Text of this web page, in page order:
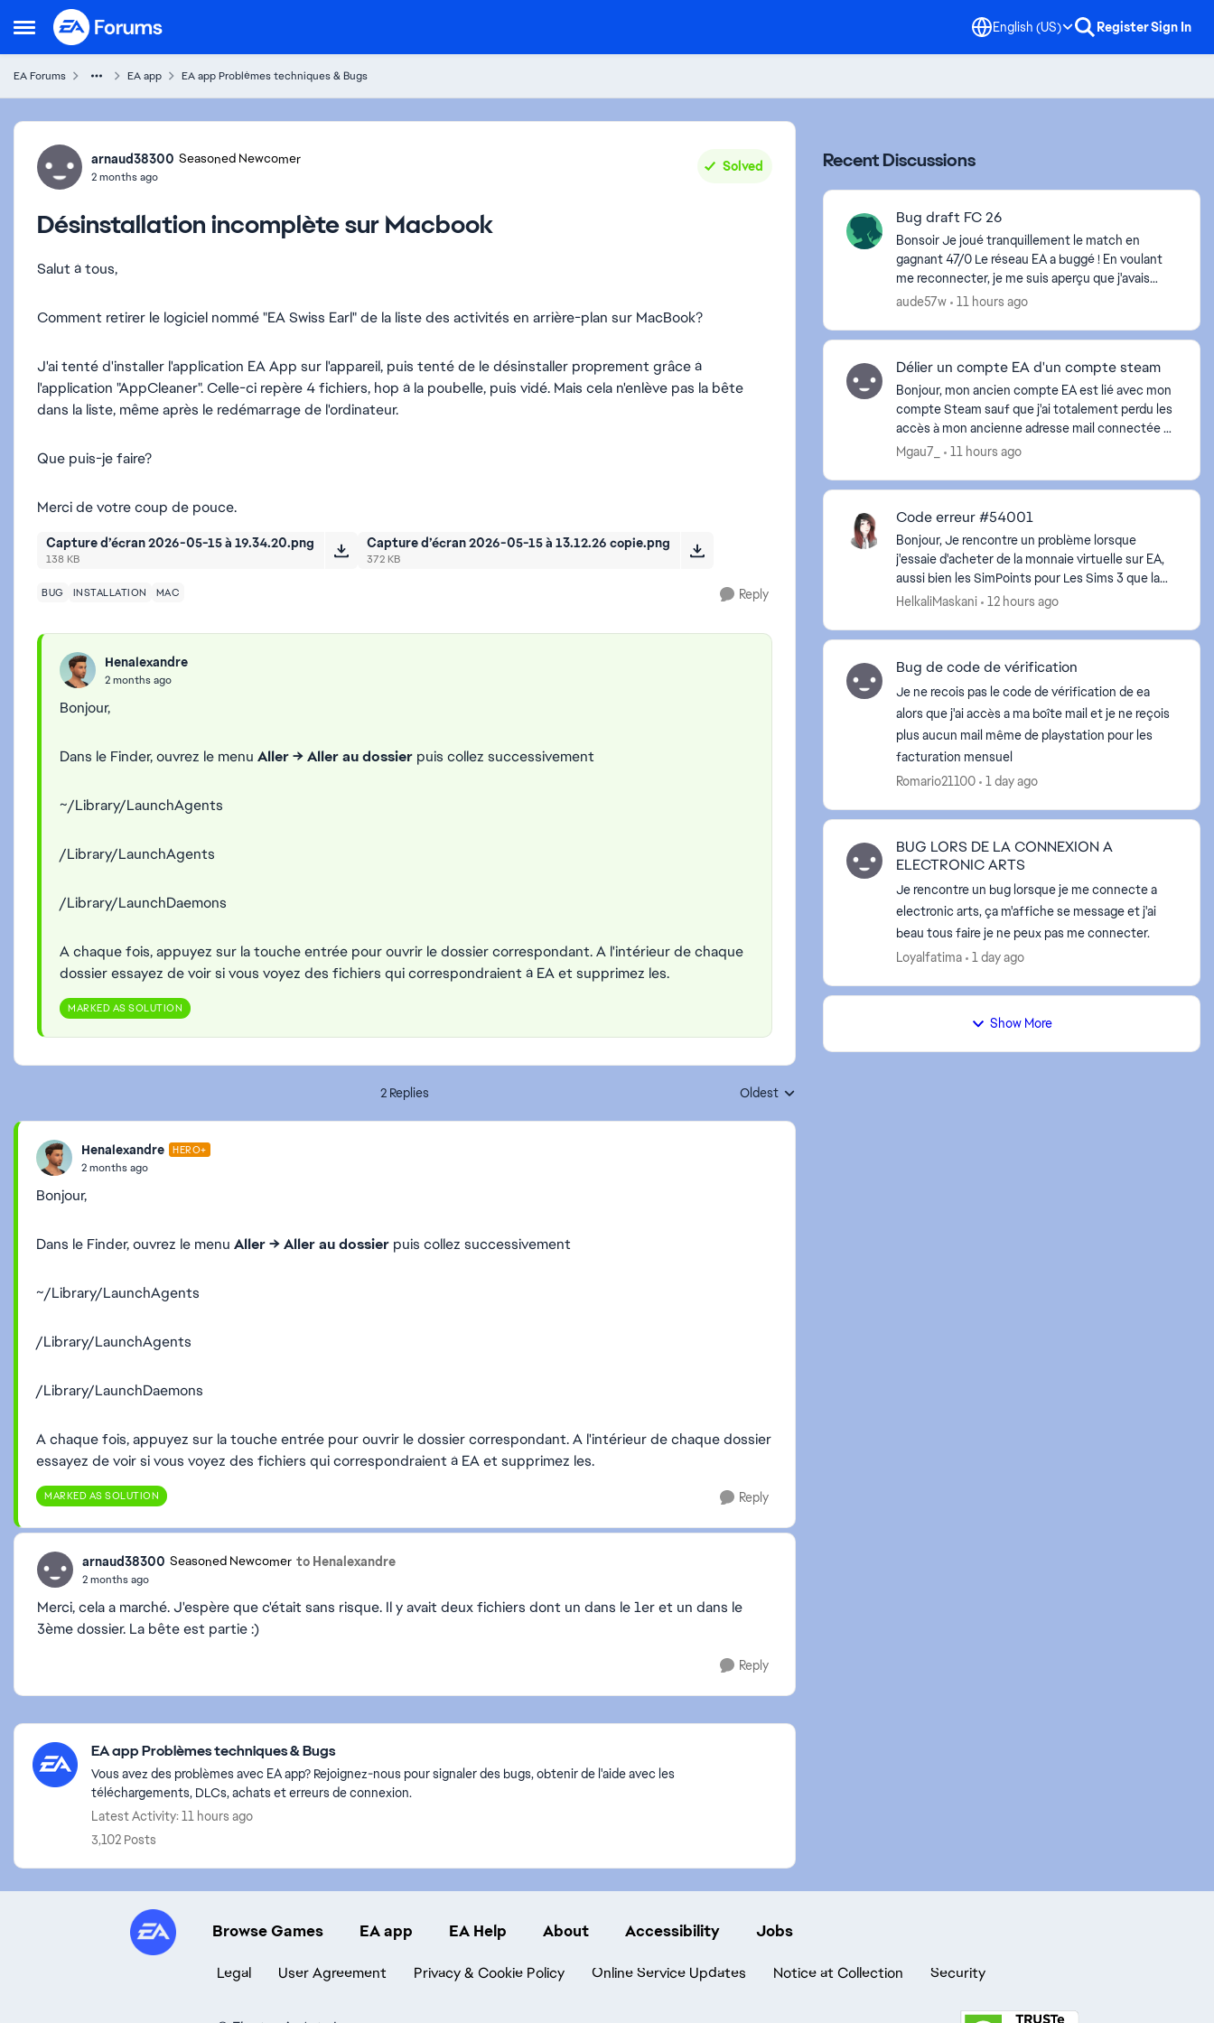
Open Side Menu
Skip to content English (US) RegisterSign In
EA Forums EA app EA app Problèmes techniques & Bugs
Forum Discussion
arnaud38300 Seasoned Newcomer
2 months ago
Solved
Désinstallation incomplète sur Macbook
Salut à tous,
Comment retirer le logiciel nommé "EA Swiss Earl" de la liste des activités en arrière-plan sur MacBook?
J'ai tenté d'installer l'application EA App sur l'appareil, puis tenté de le désinstaller proprement grâce à
l'application "AppCleaner". Celle-ci repère 4 fichiers, hop à la poubelle, puis vidé. Mais cela n'enlève pas la bête
dans la liste, même après le redémarrage de l'ordinateur.
Que puis-je faire?
Merci de votre coup de pouce.
Capture d’écran 2026-05-15 à 19.34.20.png
138 KB
Capture d’écran 2026-05-15 à 13.12.26 copie.png
372 KB
BUG INSTALLATION MAC Reply
Henalexandre
2 months ago
Bonjour,
Dans le Finder, ouvrez le menu Aller → Aller au dossier puis collez successivement
~/Library/LaunchAgents
/Library/LaunchAgents
/Library/LaunchDaemons
A chaque fois, appuyez sur la touche entrée pour ouvrir le dossier correspondant. A l'intérieur de chaque
dossier essayez de voir si vous voyez des fichiers qui correspondraient à EA et supprimez les.
MARKED AS SOLUTION
2 Replies Replies sorted by
Oldest
Henalexandre HERO+
2 months ago
Bonjour,
Dans le Finder, ouvrez le menu Aller → Aller au dossier puis collez successivement
~/Library/LaunchAgents
/Library/LaunchAgents
/Library/LaunchDaemons
A chaque fois, appuyez sur la touche entrée pour ouvrir le dossier correspondant. A l'intérieur de chaque dossier
essayez de voir si vous voyez des fichiers qui correspondraient à EA et supprimez les.
MARKED AS SOLUTION Reply
arnaud38300 Seasoned Newcomer to Henalexandre
2 months ago
Merci, cela a marché. J'espère que c'était sans risque. Il y avait deux fichiers dont un dans le 1er et un dans le
3ème dossier. La bête est partie :)
Reply
Featured Places
EA app Problèmes techniques & Bugs
Vous avez des problèmes avec EA app? Rejoignez-nous pour signaler des bugs, obtenir de l'aide avec les
téléchargements, DLCs, achats et erreurs de connexion.
Latest Activity: 11 hours ago
3,102 Posts
Recent Discussions
Bug draft FC 26
Bonsoir Je joué tranquillement le match en
gagnant 47/0 Le réseau EA a buggé ! En voulant
me reconnecter, je me suis aperçu que j'avais
perdu le match 3/0 et donc j'ai perdu mes 15 000
aude57w 11 hours ago
Délier un compte EA d'un compte steam
Bonjour, mon ancien compte EA est lié avec mon
compte Steam sauf que j'ai totalement perdu les
accès à mon ancienne adresse mail connectée au
compte EA. Est ce qu'il est possible de délier mon
Mgau7_ 11 hours ago
Code erreur #54001
Bonjour, Je rencontre un problème lorsque
j'essaie d'acheter de la monnaie virtuelle sur EA,
aussi bien les SimPoints pour Les Sims 3 que la
monnaie virtuelle pour Les Sims 4. À chaque
HelkaliMaskani 12 hours ago
Bug de code de vérification
Je ne recois pas le code de vérification de ea
alors que j'ai accès a ma boîte mail et je ne reçois
plus aucun mail même de playstation pour les
facturation mensuel
Romario21100
1 day ago
BUG LORS DE LA CONNEXION A
ELECTRONIC ARTS
Je rencontre un bug lorsque je me connecte a
electronic arts, ça m'affiche se message et j'ai
beau tous faire je ne peux pas me connecter.
Loyalfatima
1 day ago
Show More
Browse Games EA app EA Help About Accessibility Jobs
Legal User Agreement Privacy & Cookie Policy Online Service Updates Notice at Collection Security